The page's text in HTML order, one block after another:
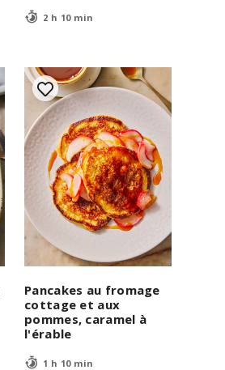
2 h 10 min
Pancakes au fromage
cottage et aux
pommes, caramel à
l'érable
1 h 10 min